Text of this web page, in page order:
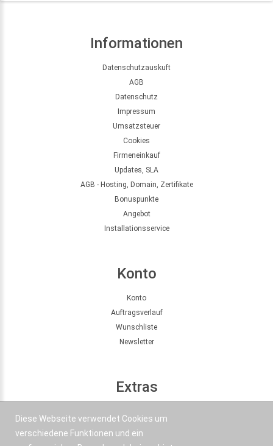
Informationen
Datenschutzauskuft
AGB
Datenschutz
Impressum
Umsatzsteuer
Cookies
Firmeneinkauf
Updates, SLA
AGB - Hosting, Domain, Zertifikate
Bonuspunkte
Angebot
Installationsservice
Konto
Konto
Auftragsverlauf
Wunschliste
Newsletter
Extras
Diese Webseite verwendet Cookies um
verschiedene Funktionen und ein